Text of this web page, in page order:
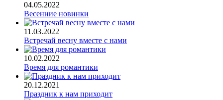
04.05.2022
Весенние новинки
11.03.2022
Встречай весну вместе с нами
10.02.2022
Время для романтики
20.12.2021
Праздник к нам приходит